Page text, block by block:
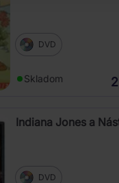
DVD
Skladom
Indiana Jones a
DVD